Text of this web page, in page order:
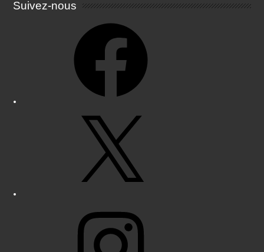
Suivez-nous